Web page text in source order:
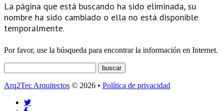
La página que está buscando ha sido eliminada, su
nombre ha sido cambiado o ella no está disponible
temporalmente.
Por favor, use la búsqueda para encontrar la información en Internet.
Arq2Tec Arquitectos © 2026 • Política de privacidad